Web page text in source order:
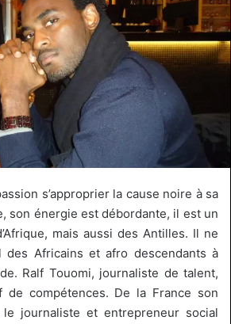
s’approprier la cause noire à sa
son énergie est débordante, il est un
mais aussi des Antilles. Il ne
des Africains et afro descendants à
Ralf Touomi, journaliste de talent,
de compétences. De la France son
journaliste et entrepreneur social